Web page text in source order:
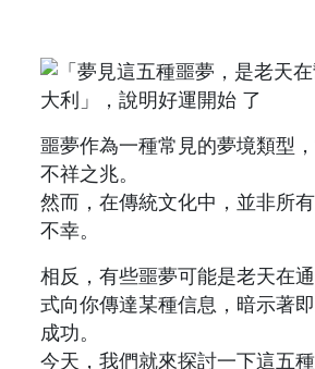
噩夢作為一種常見的夢境類型
不祥之兆。
然而，在傳統文化中，並非所
不幸。
相反，有些噩夢可能是老天在
式向你傳達某種信息，暗示著
成功。
今天，我們就來探討一下這五